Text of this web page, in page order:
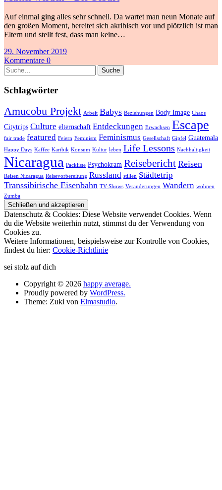
Auf einmal ging alles sehr schnell. Da wartet man neun Monate auf
den großen Moment, bereitet sich akribisch vor und plötzlich ist man
Eltern und stellt fest, dass man keine…
29. November 2019
Kommentare 0
Suche
Schlagwörter
Amucobu Projekt Arbeit Babys Beziehungen Body Image Chaos
Citytrips Culture elternschaft Entdeckungen Erwachsen Escape
fair trade featured Feiern Feminism Feminismus Gesellschaft Gipfel Guatemala
Happy Days Kaffee Karibik Konsum Kultur leben Life Lessons Nachhaltigkeit
Nicaragua Packliste Psychokram Reisebericht Reisen
Reisen Nicaragua Reisevorbereitung Russland stillen Städtetrip
Transsibirische Eisenbahn TV-Shows Veränderungen Wandern wohnen
Zumba
Datenschutz & Cookies: Diese Website verwendet Cookies. Wenn
du die Website weiterhin nutzt, stimmst du der Verwendung von
Cookies zu.
Weitere Informationen, beispielsweise zur Kontrolle von Cookies,
findest du hier: Cookie-Richtlinie
sei stolz auf dich
Copyright © 2026 happy average.
Proudly powered by WordPress.
Theme: Zuki von Elmastudio.